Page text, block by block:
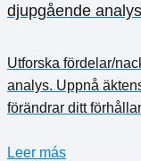
djupgående analys
Utforska fördelar/
analys. Uppnå
förändrar ditt
Leer más